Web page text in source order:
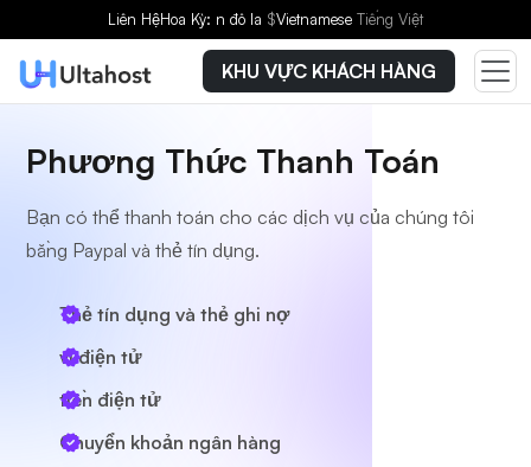
Liên HệHoa Kỳ: n đô la $Vietnamese Tiếng Việt
KHU VỰC KHÁCH HÀNG
Phương Thức Thanh Toán
Bạn có thể thanh toán cho các dịch vụ của chúng tôi
bằng Paypal và thẻ tín dụng.
Thẻ tín dụng và thẻ ghi nợ
ví điện tử
tiền điện tử
Chuyển khoản ngân hàng